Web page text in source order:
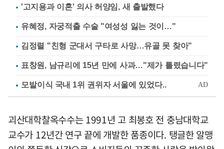
'고지용과 이혼' 의사 허양임, 새 출발했다
유혜정, 자궁적출 수술 "여성성 잃는 것이…"
김정렬 "친형 군대서 구타로 사망…유골 못 찾아"
표창원, 남규리에 15년 만에 사과…"제가 틀렸습니다"
괴산대학찰옥수수는 1991년 고 최봉호 전 충남대학교
교수가 12년간 연구 끝에 개발한 품종이다. 탱글한 알맹